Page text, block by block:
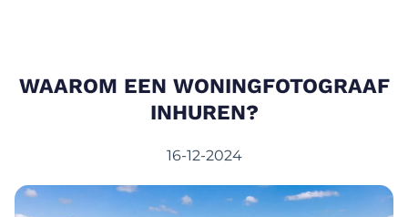
WAAROM EEN WONINGFOTOGRAAF
INHUREN?
16-12-2024